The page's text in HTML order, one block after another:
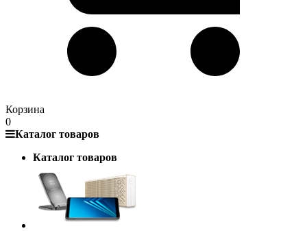
Корзина
0
Каталог товаров
Каталог товаров